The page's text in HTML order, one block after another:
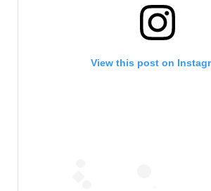
View this post on